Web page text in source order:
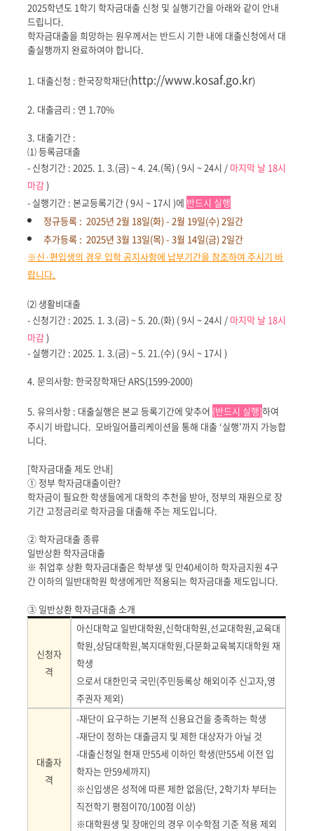
게
시
글
본
2025학년도 1학기 학자금대출 신청 및 실행기간을 아래와 같이 안내
드립니다.
학자금대출을 희망하는 원우께서는 반드시 기한 내에 대출신청에서 대
출실행까지 완료하여야 합니다.
1. 대출신청 : 한국장학재단(http://www.kosaf.go.kr)
2. 대출금리 : 연 1.70%
3. 대출기간 :
⑴ 등록금대출
- 신청기간 : 2025. 1. 3.(금) ~ 4. 24.(목) ( 9시 ~ 24시 / 마지막 날 18시
마감)
- 실행기간 : 본교등록기간 ( 9시 ~ 17시 )에 반드시 실행
정규등록 : 2025년 2월 18일(화) - 2월 19일(수) 2일간
추가등록 : 2025년 3월 13일(목) - 3월 14일(금) 2일간
※신·편입생의 경우 입학 공지사항에 납부기간을 참조하여 주시기 바
랍니다.
⑵ 생활비대출
- 신청기간 : 2025. 1. 3.(금) ~ 5. 20.(화) ( 9시 ~ 24시 / 마지막 날 18시
마감)
- 실행기간 : 2025. 1. 3.(금) ~ 5. 21.(수) ( 9시 ~ 17시 )
4. 문의사항: 한국장학재단 ARS(1599-2000)
5. 유의사항 : 대출실행은 본교 등록기간에 맞추어 {반드시 실행}하여
주시기 바랍니다. 모바일어플리케이션을 통해 대출 ‘실행’까지 가능합
니다.
[학자금대출 제도 안내]
① 정부 학자금대출이란?
학자금이 필요한 학생들에게 대학의 추천을 받아, 정부의 재원으로 장
기간 고정금리로 학자금을 대출해 주는 제도입니다.
② 학자금대출 종류
일반상환 학자금대출
※ 취업후 상환 학자금대출은 학부생 및 만40세이하 학자금지원 4구
간 이하의 일반대학원 학생에게만 적용되는 학자금대출 제도입니다.
③ 일반상환 학자금대출 소개
신청자
격
아신대학교 일반대학원,신학대학원,선교대학원,교육대
학원,상담대학원,복지대학원,다문화교육복지대학원 재
학생
으로서 대한민국 국민(주민등록상 해외이주 신고자,영
주권자 제외)
대출자
격
-재단이 요구하는 기본적 신용요건을 충족하는 학생
-재단이 정하는 대출금지 및 제한 대상자가 아닐 것
-대출신청일 현재 만55세 이하인 학생(만55세 이전 입
학자는 만59세까지)
※신입생은 성적에 따른 제한 없음(단, 2학기차 부터는
직전학기 평점이70/100점 이상)
※대학원생 및 장애인의 경우 이수학점 기준 적용 제외